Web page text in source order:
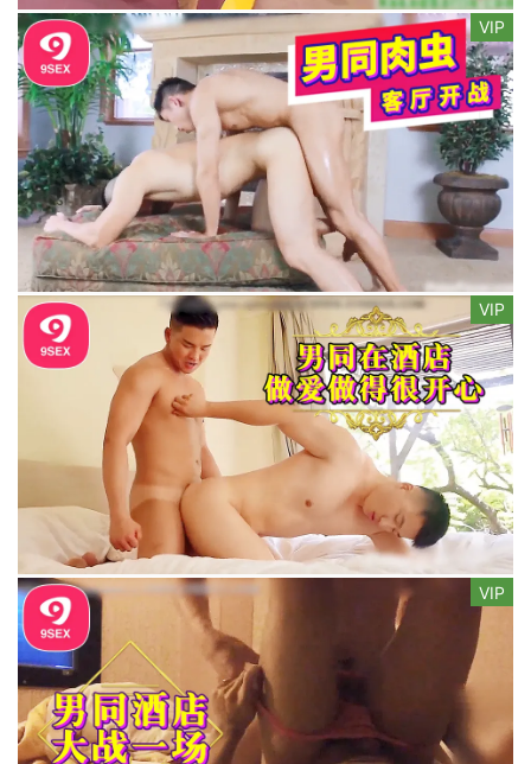
VIP
VIP
VIP